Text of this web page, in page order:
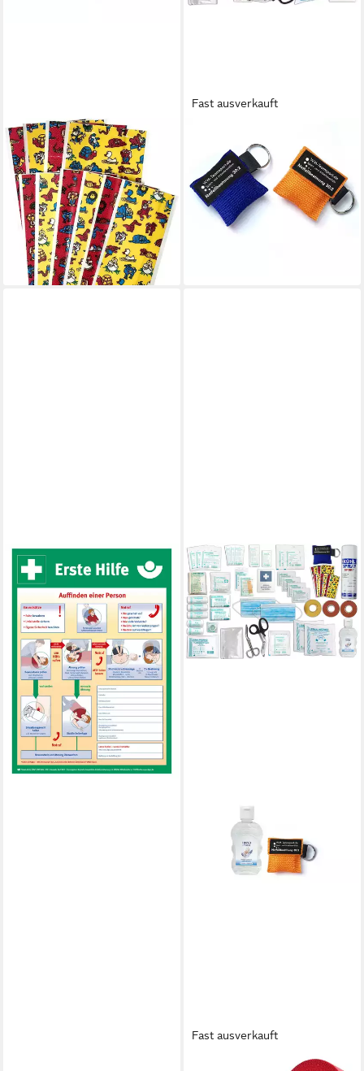
WM-TEAMSPORT
Erste-Hilfe-Set Komplett-
Füllung Erste-Hilfe DIN 13157
PLUS 1 - KITA -
16,95 € UVP30,90 €
-45%
lieferbar - in 2-3 Werktagen bei dir
Fast ausverkauft
Erste-Hilfe-Koffer 1.-Hilfe-
Koffer (K)ARR DIN 13157 +
Notfallbeatmung +
Aufkleber,Aushang
34,50 € UVP
WM-TEAMSPORT
Erste-Hilfe-Koffer Aushang
"Erste Hilfe" BGI/GUV neue
Fassung (Format: 29cm x
41cm)
3,90 € UVP5,00 €
-22%
lieferbar - in 2-3 Werktagen bei dir
Fast ausverkauft